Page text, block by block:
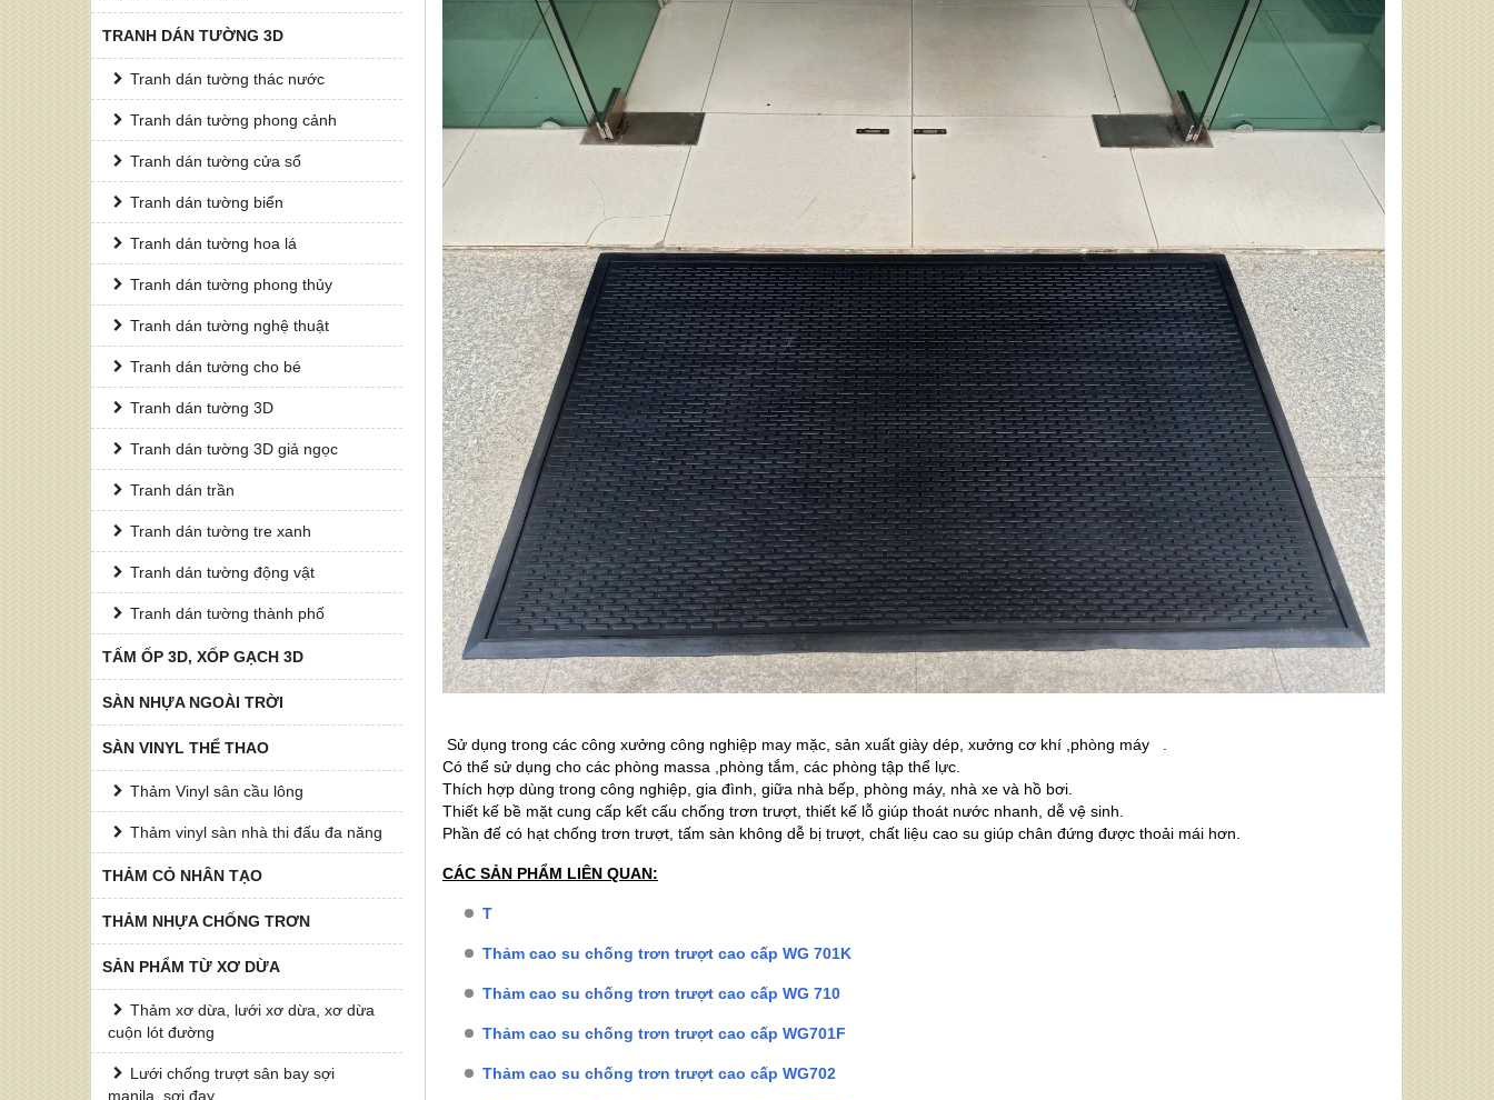
TRANH DÁN TƯỜNG 3D
Tranh dán tường thác nước
Tranh dán tường phong cảnh
Tranh dán tường cửa sổ
Tranh dán tường biển
Tranh dán tường hoa lá
Tranh dán tường phong thủy
Tranh dán tường nghệ thuật
Tranh dán tường cho bé
Tranh dán tường 3D
Tranh dán tường 3D giả ngọc
Tranh dán trần
Tranh dán tường tre xanh
Tranh dán tường động vật
Tranh dán tường thành phố
TẤM ỐP 3D, XỐP GẠCH 3D
SÀN NHỰA NGOÀI TRỜI
SÀN VINYL THỂ THAO
Thảm Vinyl sân cầu lông
Thảm vinyl sàn nhà thi đấu đa năng
THẢM CỎ NHÂN TẠO
THẢM NHỰA CHỐNG TRƠN
SẢN PHẨM TỪ XƠ DỪA
Thảm xơ dừa, lưới xơ dừa, xơ dừa
cuộn lót đường
Lưới chống trượt sân bay sợi
manila, sợi đay
Sử dụng trong các công xưởng công nghiệp may mặc, sản xuất giày dép, xưởng cơ khí ,phòng máy .
Có thể sử dụng cho các phòng massa ,phòng tắm, các phòng tập thể lực.
Thích hợp dùng trong công nghiệp, gia đình, giữa nhà bếp, phòng máy, nhà xe và hồ bơi.
Thiết kế bề mặt cung cấp kết cấu chống trơn trượt, thiết kế lỗ giúp thoát nước nhanh, dễ vệ sinh.
Phần đế có hạt chống trơn trượt, tấm sàn không dễ bị trượt, chất liệu cao su giúp chân đứng được thoải mái hơn.
CÁC SẢN PHẨM LIÊN QUAN:
T
Thảm cao su chống trơn trượt cao cấp WG 701K
Thảm cao su chống trơn trượt cao cấp WG 710
Thảm cao su chống trơn trượt cao cấp WG701F
Thảm cao su chống trơn trượt cao cấp WG702